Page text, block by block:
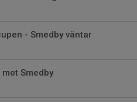
- Smedby väntar
Smedby